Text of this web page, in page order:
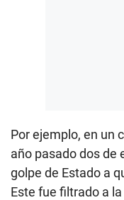
Por ejemplo, en un
año pasado dos de
golpe de Estado a
Este fue filtrado a